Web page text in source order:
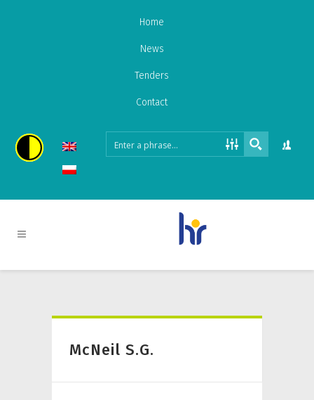
Home
News
Tenders
Contact
McNeil S.G.